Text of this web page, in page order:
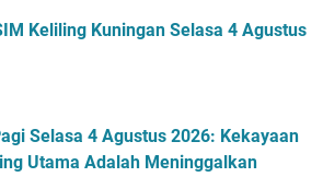
Keliling Kuningan Selasa 4 Agustus
Selasa 4 Agustus 2026: Kekayaan
Utama Adalah Meninggalkan